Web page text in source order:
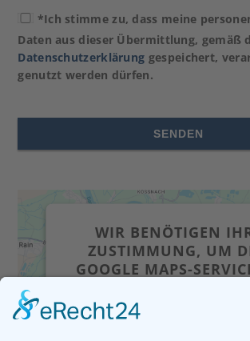
*Ich stimme zu, dass meine
Daten aus dieser Übermittlung, gemäß
Datenschutzerklärung gespeichert,
genutzt werden dürfen.
WIR BENÖTIGEN
ZUSTIMMUNG, UM
GOOGLE MAPS-
Wir verwenden einen Service